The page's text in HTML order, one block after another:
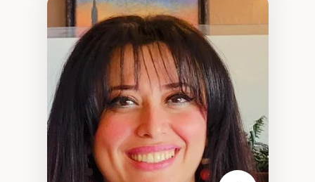
Expertises
Les apports pédagogiques des théories de
l'affect, du posthumanisme, du féminisme
dans l'éducation aux sciences
L'apprentissage des sciences/STIM dans une
perspective socioécologique de care
L’insertion professionnelle des
enseignant.e.s